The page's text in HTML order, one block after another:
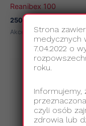
Reanibex 100
250,00
Akcesoria do
Strona
medycznych
7.04.2022 o
roku.
czyli osób
zdrowia lub